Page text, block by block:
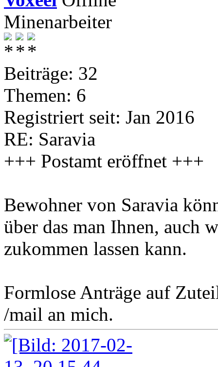
Minenarbeiter
Beiträge: 32
Themen: 6
Registriert seit: Jan 2016
RE: Saravia
+++ Postamt eröffnet +++
Bewohner von Saravia
über das man Ihnen, auch
zukommen lassen kann.
Formlose Anträge auf
/mail an mich.